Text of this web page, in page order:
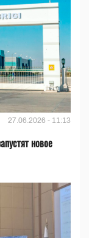
27.06.2026 - 11:13
новое